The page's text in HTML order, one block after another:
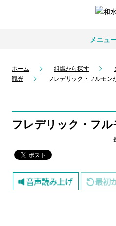
メニュ
ホーム 組織から探す
観光
フレデリック・フルモン
フレデリック・フ